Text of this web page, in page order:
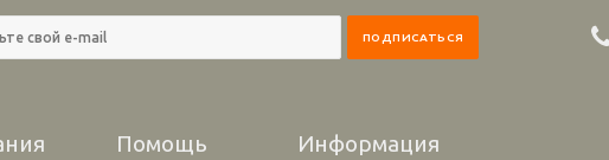
Помощь Информация